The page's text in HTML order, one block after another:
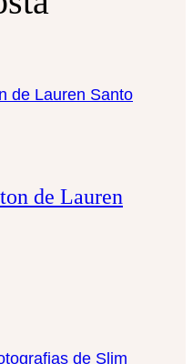
de Lauren